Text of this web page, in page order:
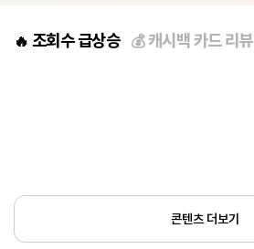
🔥 조회수 급상승 💰캐시백 카드 리뷰
콘텐츠 더보기